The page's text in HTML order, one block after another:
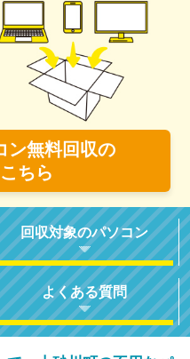
ン無料回収の
ちら
回収対象のパソコン
よくある質問